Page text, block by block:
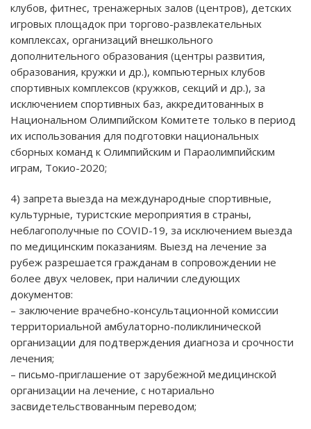
клубов, фитнес, тренажерных залов (центров), детских
игровых площадок при торгово-развлекательных
комплексах, организаций внешкольного
дополнительного образования (центры развития,
образования, кружки и др.), компьютерных клубов
спортивных комплексов (кружков, секций и др.), за
исключением спортивных баз, аккредитованных в
Национальном Олимпийском Комитете только в период
их использования для подготовки национальных
сборных команд к Олимпийским и Параолимпийским
играм, Токио-2020;
4) запрета выезда на международные спортивные,
культурные, туристские мероприятия в страны,
неблагополучные по COVID-19, за исключением выезда
по медицинским показаниям. Выезд на лечение за
рубеж разрешается гражданам в сопровождении не
более двух человек, при наличии следующих
документов:
– заключение врачебно-консультационной комиссии
территориальной амбулаторно-поликлинической
организации для подтверждения диагноза и срочности
лечения;
– письмо-приглашение от зарубежной медицинской
организации на лечение, с нотариально
засвидетельствованным переводом;